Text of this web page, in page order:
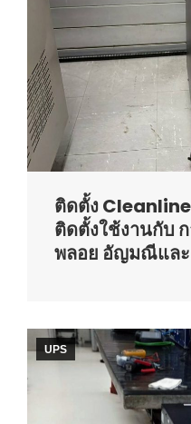
ติดตั้ง
ติดตั้งใช้งานกับ
พลอย อัญมณีและ
UPS